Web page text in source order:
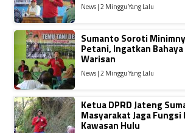
News | 2 Minggu Yang Lalu
Sumanto Soroti
Petani, Ingatkan
Warisan
News | 2 Minggu Yang Lalu
Ketua DPRD Jateng
Masyarakat Jaga Fungsi
Kawasan Hulu